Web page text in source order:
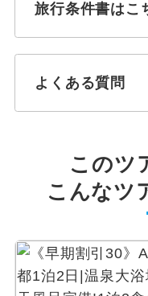
旅行条件書はこ
よくある質問
このツ
こんなツ